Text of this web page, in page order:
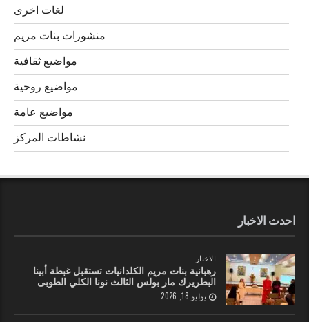
لغات اخرى
منشورات بنات مريم
مواضيع ثقافية
مواضيع روحية
مواضيع عامة
نشاطات المركز
احدث الاخبار
الاخبار
رهبانية بنات مريم الكلدانيات تستقبل غبطة أبينا
البطريرك مار بولس الثالث نونا الكلي الطوبى
يوليو 18, 2026